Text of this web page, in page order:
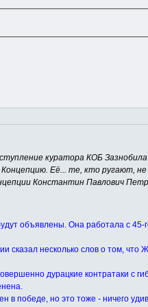
куратора КОБ
Её... те, кто ругают,
Константин Павлович
объявлены. Она работала с 45-
несколько слов о том, что
дурацкие контратаки с
победе, но это тоже - ничего